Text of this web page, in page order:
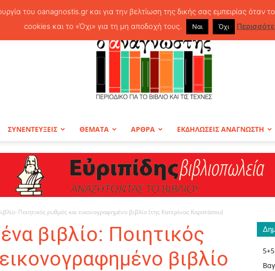
Ο
ΣΥΝΕΝΤΕΥΞΕΙΣ ΘΕΜΑΤΑ ΑΡΘΡΑ ΕΚΔΗΛΩΣΕΙΣ ΑΝΑΓΝΩΣΤΗ
Ποιητικός ρυθμός και εικονογραφημένο βιβλίο (της Κατερίνας Καρατάσου)
βιβλίο: Ποιητικός
βιβλίο
του oanagnostis.gr και για την βελτίωση της δικής σας εμπειρίας όταν
cookies και το «Όχι» για τη μη αποδοχή τους.
Ναι Όχι